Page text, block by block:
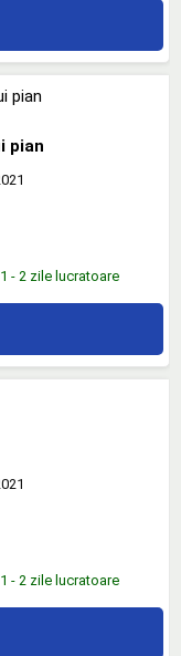
pian
- 2 zile lucratoare
- 2 zile lucratoare